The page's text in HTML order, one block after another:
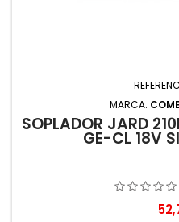
MARCA:
SOPLADOR JARD
GE-CL 18V